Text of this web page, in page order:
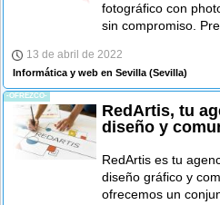
fotográfico con
sin compromiso.
13 de abril de 2022
Informática y web en Sevilla (Sevilla)
-OFREZCO-
RedArtis, tu
diseño y
RedArtis es tu
diseño gráfico y
ofrecemos un